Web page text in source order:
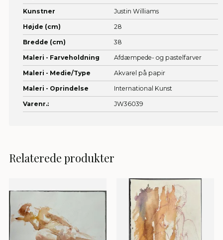
Kunstner Justin Williams
Højde (cm) 28
Bredde (cm) 38
Maleri - Farveholdning Afdæmpede- og pastelfarver
Maleri - Medie/Type Akvarel på papir
Maleri - Oprindelse International Kunst
Varenr.: JW36039
Relaterede produkter